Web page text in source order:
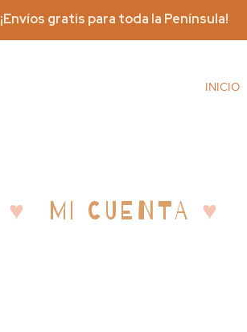
¡Envíos gratis para toda la Península!
INICIO
♥ MI CUENTA ♥